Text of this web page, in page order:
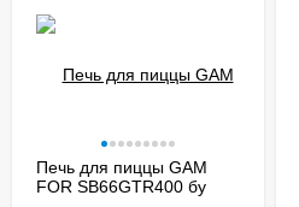
Печь для пиццы GAM
FOR SB66GTR400 бу